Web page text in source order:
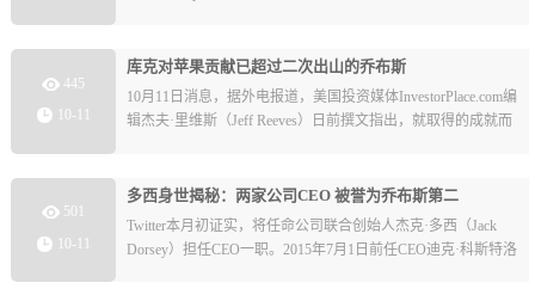
445
10-11
库克对苹果贡献已超过二次出山的乔布斯
10月11日消息，据外电报道，美国投资媒体InvestorPlace.com编
辑杰夫·里维斯（Jeff Reeves）日前撰文指出，就取得的成就而
501
10-11
多西身世揭秘：两家公司CEO 被誉为乔布斯第二
Twitter本月初证实，将任命公司联合创始人杰克·多西（Jack
Dorsey）担任CEO一职。2015年7月1日前任CEO迪克·科斯特洛